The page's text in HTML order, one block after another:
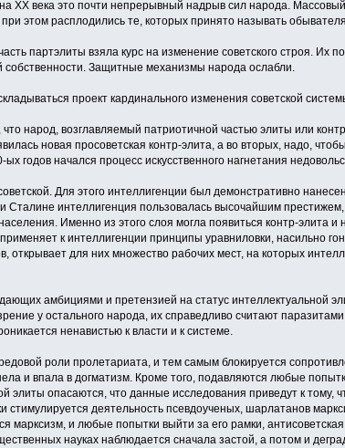
XX века это почти непрерывный надрыв сил народа.
этом расплодились те, которых принято называть
партэлиты взяла курс на изменение советского строя. Их
собственности. Защитные механизмы народа ослабли.
проект кардинального изменения советской
народ, возглавляемый патриотичной частью элиты или
новая просоветская контр-элита, а во вторых, надо,
годов начался процесс искусственного нагнетания
Для этого интеллигенции был демонстративно
Сталине интеллигенция пользовалась высочайшим
Именно из этого слоя могла появиться контр-элита и
к интеллигенции принципы уравниловки, насильно
открывает для них множество рабочих мест, на которых
амбициями и претензией на статус интеллектуальной
у остального народа, их справедливо считают
ненавистью к власти и к системе.
роли пролетариата, и тем самым блокируется
и впала в догматизм. Кроме того, подавляются любые
элиты опасаются, что данные исследования приведут к тому,
деятельность псевдоученых, шарлатанов
марксизм, и любые попытки выйти за его рамки,
науках наблюдается сначала застой, а потом и